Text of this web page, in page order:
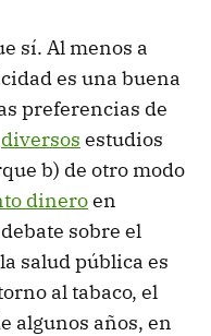
sí. Al menos a
es una buena
preferencias de
diversos estudios
b) de otro modo
dineroen
sobre el
salud pública es
al tabaco, el
algunos años, en